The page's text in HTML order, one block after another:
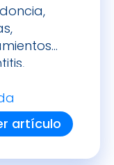
artículo